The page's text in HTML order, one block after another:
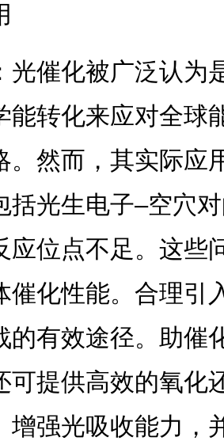
光催化被广泛认为
能转化来应对全球
。然而，其实际应
括光生电子–空穴
应位点不足。这些
催化性能。合理引
的有效途径。助催
可提供高效的氧化
增强光吸收能力，